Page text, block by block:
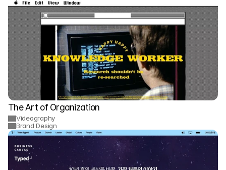
The Art of Organization
Videography
Brand Design